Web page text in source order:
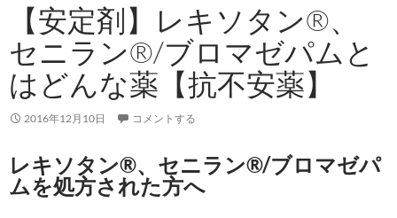
【安定剤】レキソタン®、
セニラン®/ブロマゼパムと
はどんな薬【抗不安薬】
2016年12月10日 コメントする
レキソタン®、セニラン®/ブロマゼパ
ムを処方された方へ